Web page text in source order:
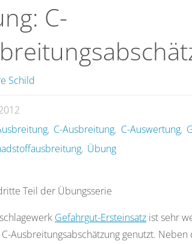
C-
Schild
, C-Ausbreitung, C-Auswertung,
, Übung
Teil der Übungsserie
Gefahrgut-Ersteinsatzist sehr
Ausbreitungsabschätzung genutzt.